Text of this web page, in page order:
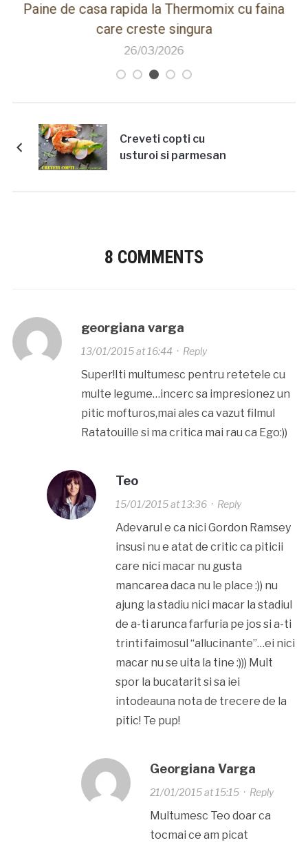
de casa rapida la Thermomix cu faina
care creste singura
26/03/2026
Creveti copti cu
usturoi si parmesan
8 COMMENTS
georgiana varga
13/01/2015 at 16:44· Reply
Super!Iti multumesc pentru retetele cu
multe legume…incerc sa impresionez un
pitic mofturos,mai ales ca vazut filmul
Ratatouille si ma critica mai rau ca Ego:))
Teo
15/01/2015 at 13:36· Reply
Adevarul e ca nici Gordon Ramsey
insusi nu e atat de critic ca piticii
care nici macar nu gusta
mancarea daca nu le place :)) nu
ajung la stadiu nici macar la stadiul
de a-ti arunca farfuria pe jos si a-ti
trinti faimosul “allucinante”…ei nici
macar nu se uita la tine :))) Mult
spor la bucatarit si sa iei
intodeauna nota de trecere de la
pitic! Te pup!
Georgiana Varga
21/01/2015 at 15:15· Reply
Multumesc Teo doar ca
tocmai ce am picat